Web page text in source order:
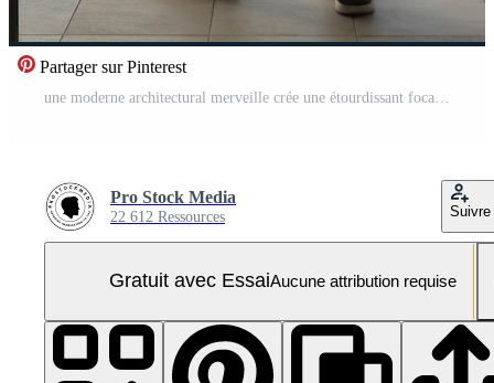
Partager sur Pinterest
Pro Stock Media
22 612 Ressources Suivre
Gratuit avec EssaiAucune attribution requise